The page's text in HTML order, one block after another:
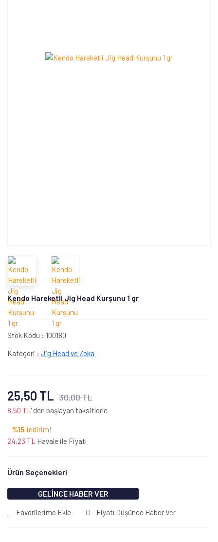
Kendo Hareketli Jig Head Kurşunu 1 gr
Stok Kodu : 100180
Kategori : Jig Head ve Zoka
25,50 TL 30,00 TL
8,50 TL ' den başlayan taksitlerle
%15 indirim!
24,23 TL
Havale ile Fiyatı
Ürün Seçenekleri
GELİNCE HABER VER
Favorilerime Ekle Fiyatı Düşünce Haber Ver